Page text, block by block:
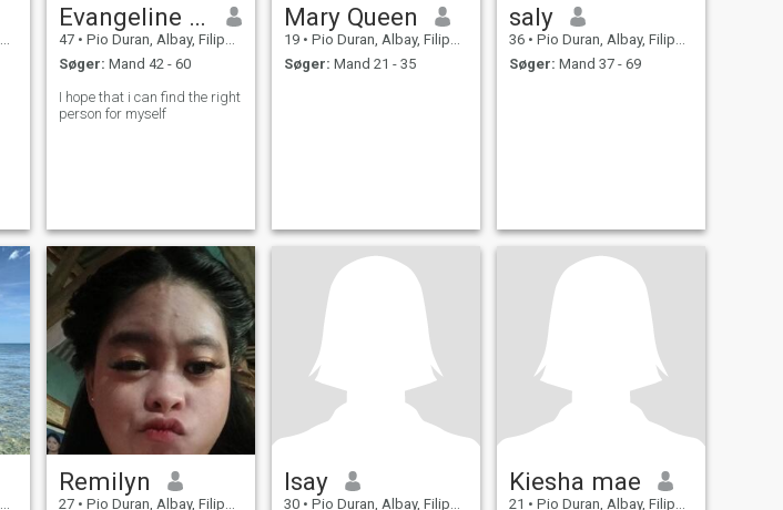
Evangeline Andaya ward
47 • Pio Duran, Albay, Filippinerne
Søger: Mand 42 - 60
I hope that i can find the right
person for myself
Mary Queen
19 • Pio Duran, Albay, Filippinerne
Søger: Mand 21 - 35
saly
36 • Pio Duran, Albay, Filippinerne
Søger: Mand 37 - 69
Remilyn
27 • Pio Duran, Albay, Filippinerne
Isay
30 • Pio Duran, Albay, Filippinerne
Kiesha mae
21 • Pio Duran, Albay, Filippinerne